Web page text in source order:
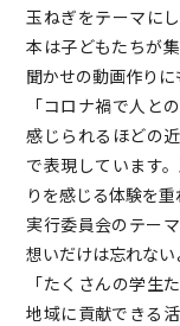
玉ねぎをテーマに
本は子どもたちが
聞かせの動画作りに
「コロナ禍で人と
感じられるほどの
で表現しています
りを感じる体験を重
実行委員会のテー
想いだけは忘れない
「たくさんの学生
地域に貢献できる